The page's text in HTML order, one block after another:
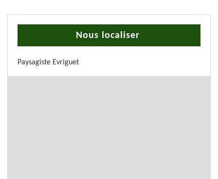
Nous localiser
Paysagiste Evriguet